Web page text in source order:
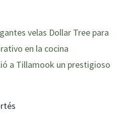
velas Dollar Tree para
en la cocina
a Tillamook un prestigioso